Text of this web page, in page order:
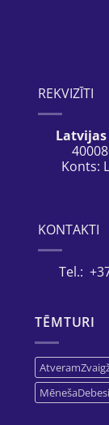
REKVIZĪTI
Konts:
KONTAKTI
Tel.:
TĒMTURI